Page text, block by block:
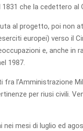
che la cedettero
al progetto, poi non
europei) verso il
e, anche in
1987.
l’Amministrazione
per riusi civili.
mesi di luglio ed